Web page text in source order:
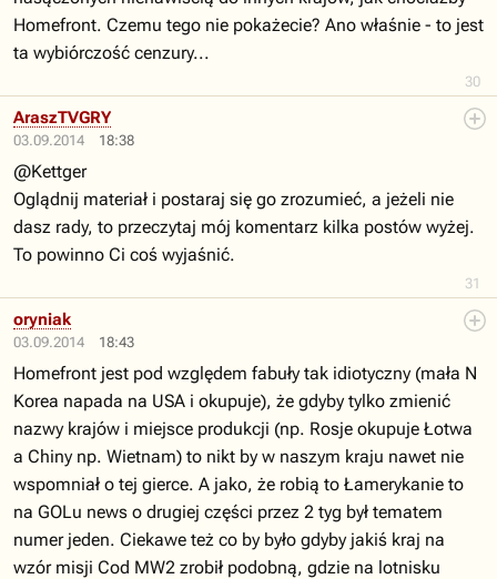
30
Homefront. Czemu tego nie pokażecie? Ano właśnie - to jest
ta wybiórczość cenzury...
03.09.2014 18:38
31
AraszTVGRY
@Kettger
Oglądnij materiał i postaraj się go zrozumieć, a jeżeli nie
dasz rady, to przeczytaj mój komentarz kilka postów wyżej.
To powinno Ci coś wyjaśnić.
03.09.2014 18:43
oryniak
Homefront jest pod względem fabuły tak idiotyczny (mała N
Korea napada na USA i okupuje), że gdyby tylko zmienić
nazwy krajów i miejsce produkcji (np. Rosje okupuje Łotwa
a Chiny np. Wietnam) to nikt by w naszym kraju nawet nie
wspomniał o tej gierce. A jako, że robią to Łamerykanie to
na GOLu news o drugiej części przez 2 tyg był tematem
numer jeden. Ciekawe też co by było gdyby jakiś kraj na
wzór misji Cod MW2 zrobił podobną, gdzie na lotnisku